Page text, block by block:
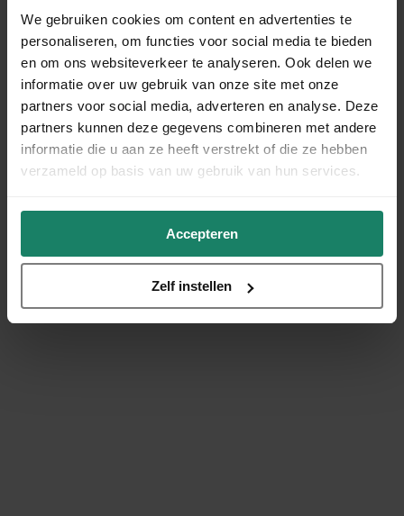
We gebruiken cookies om content en advertenties te
personaliseren, om functies voor social media te bieden
en om ons websiteverkeer te analyseren. Ook delen we
informatie over uw gebruik van onze site met onze
partners voor social media, adverteren en analyse. Deze
partners kunnen deze gegevens combineren met andere
informatie die u aan ze heeft verstrekt of die ze hebben
verzameld op basis van uw gebruik van hun services.
Accepteren
Zelf instellen